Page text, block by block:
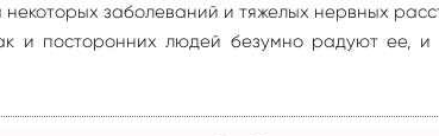
заболеваний и тяжелых нервных
и посторонних людей безумно радуют ее, и